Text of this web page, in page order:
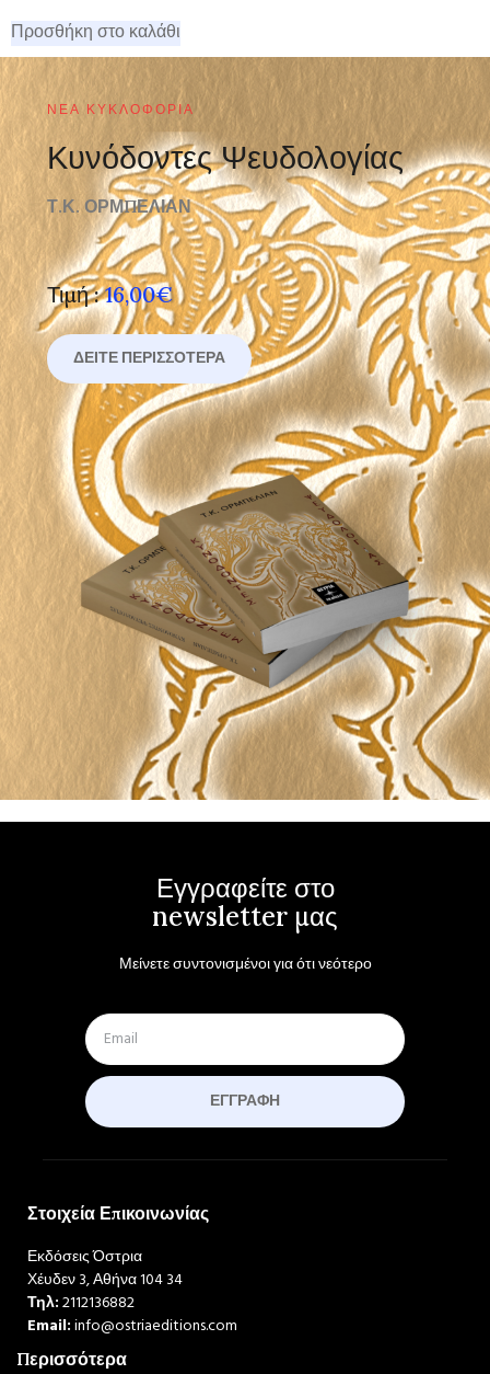
Προσθήκη στο καλάθι
ΝΈΑ ΚΥΚΛΟΦΟΡΊΑ
Κυνόδοντες Ψευδολογίας
Τ.Κ. ΟΡΜΠΕΛΙΑΝ
Τιμή : 16,00€
ΔΕΊΤΕ ΠΕΡΙΣΣΌΤΕΡΑ
Εγγραφείτε στο
newsletter μας
Μείνετε συντονισμένοι για ότι νεότερο
ΕΓΓΡΑΦΉ
Στοιχεία Επικοινωνίας
Εκδόσεις Όστρια
Χέυδεν 3, Αθήνα 104 34
Τηλ:2112136882
Email:info@ostriaeditions.com
Περισσότερα